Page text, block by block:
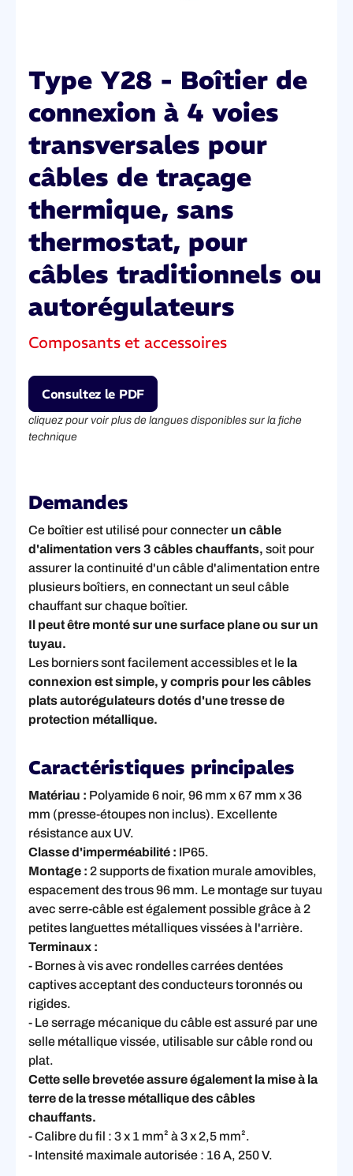
Type Y28 - Boîtier de
connexion à 4 voies
transversales pour
câbles de traçage
thermique, sans
thermostat, pour
câbles traditionnels ou
autorégulateurs
Composants et accessoires
Consultez le PDF
cliquez pour voir plus de langues disponibles sur la fiche
technique
Demandes
Ce boîtier est utilisé pour connecter un câble
d'alimentation vers 3 câbles chauffants, soit pour
assurer la continuité d'un câble d'alimentation entre
plusieurs boîtiers, en connectant un seul câble
chauffant sur chaque boîtier.
Il peut être monté sur une surface plane ou sur un
tuyau.
Les borniers sont facilement accessibles et le la
connexion est simple, y compris pour les câbles
plats autorégulateurs dotés d'une tresse de
protection métallique.
Caractéristiques principales
Matériau : Polyamide 6 noir, 96 mm x 67 mm x 36
mm (presse-étoupes non inclus). Excellente
résistance aux UV.
Classe d'imperméabilité : IP65.
Montage : 2 supports de fixation murale amovibles,
espacement des trous 96 mm. Le montage sur tuyau
avec serre-câble est également possible grâce à 2
petites languettes métalliques vissées à l'arrière.
Terminaux :
- Bornes à vis avec rondelles carrées dentées
captives acceptant des conducteurs toronnés ou
rigides.
- Le serrage mécanique du câble est assuré par une
selle métallique vissée, utilisable sur câble rond ou
plat.
Cette selle brevetée assure également la mise à la
terre de la tresse métallique des câbles
chauffants.
- Calibre du fil : 3 x 1 mm² à 3 x 2,5 mm².
- Intensité maximale autorisée : 16 A, 250 V.